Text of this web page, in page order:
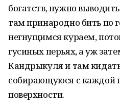
богатств, нужно
там принародно бить по
негнущимся кураем,
гусиных перьях, а уж
Кандрыкуля и там кидать
собирающуюся с каждой
поверхности.